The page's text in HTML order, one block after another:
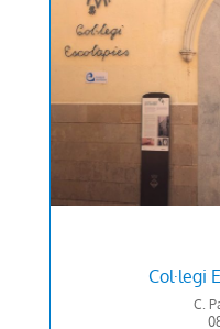
Col·legi
C.